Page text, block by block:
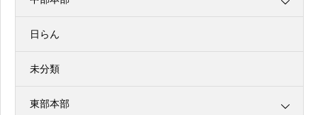
日らん
未分類
東部本部